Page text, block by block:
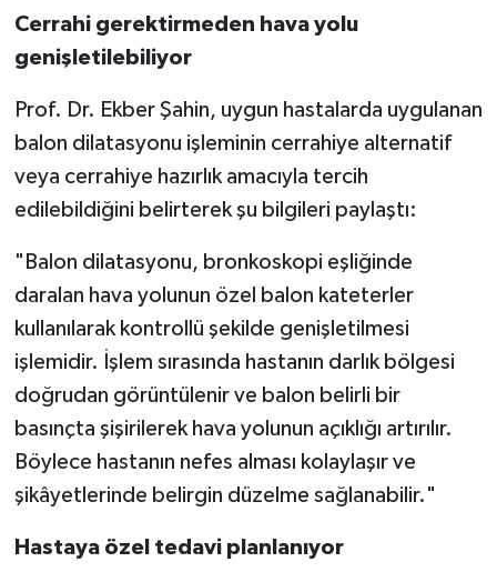
Cerrahi gerektirmeden hava yolu
genişletilebiliyor
Prof. Dr. Ekber Şahin, uygun hastalarda uygulanan
balon dilatasyonu işleminin cerrahiye alternatif
veya cerrahiye hazırlık amacıyla tercih
edilebildiğini belirterek şu bilgileri paylaştı:
"Balon dilatasyonu, bronkoskopi eşliğinde
daralan hava yolunun özel balon kateterler
kullanılarak kontrollü şekilde genişletilmesi
işlemidir. İşlem sırasında hastanın darlık bölgesi
doğrudan görüntülenir ve balon belirli bir
basınçta şişirilerek hava yolunun açıklığı artırılır.
Böylece hastanın nefes alması kolaylaşır ve
şikâyetlerinde belirgin düzelme sağlanabilir."
Hastaya özel tedavi planlanıyor